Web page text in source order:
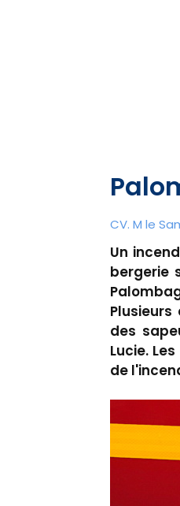
CV. M le
Un
bergerie
des
Lucie.
de